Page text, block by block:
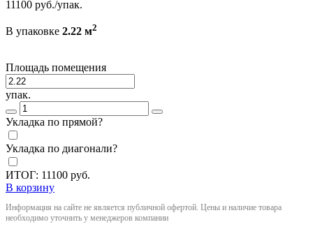
11100 руб./упак.
В упаковке 2.22 м2
Площадь помещения
упак.
Укладка по прямой?
Укладка по диагонали?
ИТОГ: 11100 руб.
В корзину
Информация на сайте не является публичной офертой. Цены и наличие товара
необходимо уточнить у менеджеров компании